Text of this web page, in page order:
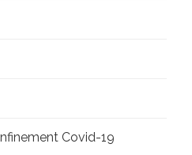
Covid-19